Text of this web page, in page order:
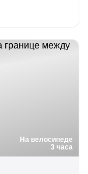
На велосипеде
3 часа